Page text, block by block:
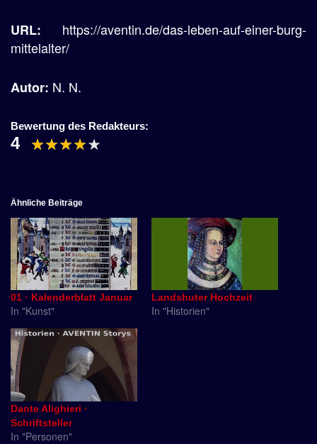
URL: https://aventin.de/das-leben-auf-einer-burg-
mittelalter/
Autor: N. N.
Bewertung des Redakteurs:
4
Ähnliche Beiträge
01 · Kalenderblatt Januar
In "Kunst"
Landshuter Hochzeit
In "Historien"
Dante Alighieri ·
Schriftsteller
In "Personen"